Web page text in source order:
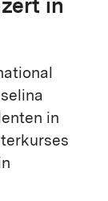
in
in